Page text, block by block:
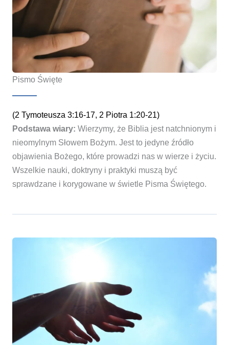
Pismo Święte
(2 Tymoteusza 3:16-17, 2 Piotra 1:20-21)
Podstawa wiary: Wierzymy, że Biblia jest natchnionym i
nieomylnym Słowem Bożym. Jest to jedyne źródło
objawienia Bożego, które prowadzi nas w wierze i życiu.
Wszelkie nauki, doktryny i praktyki muszą być
sprawdzane i korygowane w świetle Pisma Świętego.